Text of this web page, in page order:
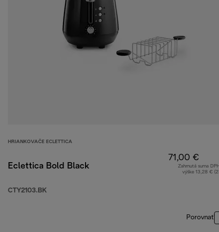
HRIANKOVAČE ECLETTICA
Eclettica Bold Black
CTY2103.BK
71,00 €
Zahrnutá suma
výške 13,28 €
Porovnať